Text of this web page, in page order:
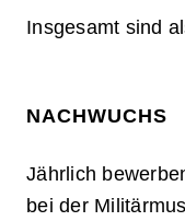
Insgesamt sind
NACHWUCHS
Jährlich
bei der